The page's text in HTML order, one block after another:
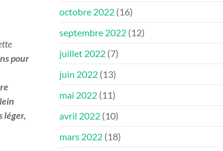
pour
léger,
octobre 2022 (16)
septembre 2022 (12)
juillet 2022 (7)
juin 2022 (13)
mai 2022 (11)
avril 2022 (10)
mars 2022 (18)